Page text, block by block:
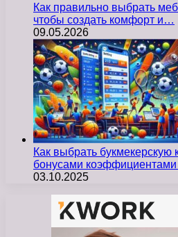
Как правильно выбрать
чтобы создать комфорт и…
09.05.2026
Как выбрать букмекерскую
бонусами
03.10.2025